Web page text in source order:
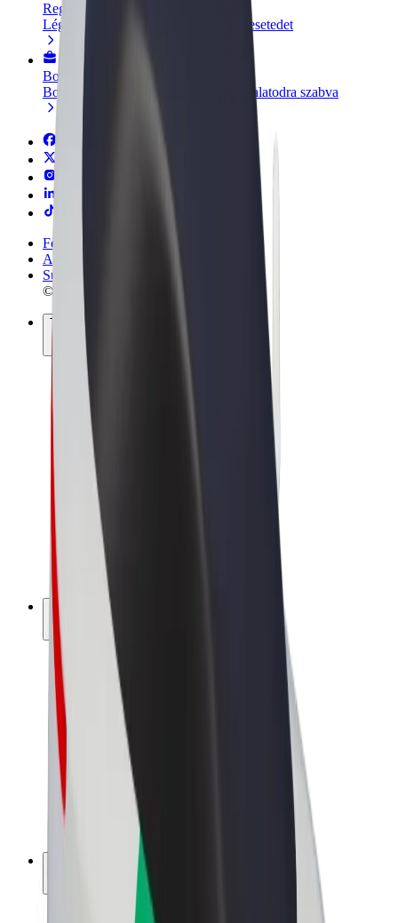
Regisztrálj flottatulajdonosként
Légy Bolt flottapartner és növeld keresetedet
Bolt for Business
Bolt termékek és szolgáltatások a vállalatodra szabva
Felhasználási feltételek
Adatvédelem
Sütik
© 2026 Bolt Technology OÜ
Termékek
Utazás
Rollerek
Bolt Market
Bolt Food
Bolt Drive
Bolt cégeknek
E-kerékpárok
Bolt Plus
Keress a Bolttal
Sofőrök
Sofőr kereset
Futár kereset
Bolt Food kereskedők
Franchise-ok